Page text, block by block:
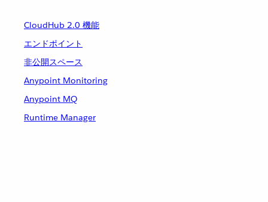
CloudHub 2.0 機能
エンドポイント
非公開スペース
Anypoint Monitoring
Anypoint MQ
Runtime Manager